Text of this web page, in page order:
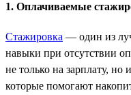
1. Оплачиваемые
Стажировка — один из
навыки при отсутствии
не только на зарплату,
которые помогают